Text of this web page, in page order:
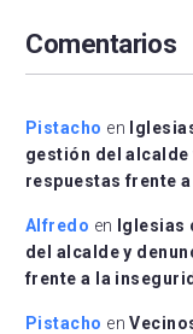
Comentarios
Pistacho en
gestión del alcalde
respuestas frente
Alfredo en
Iglesias
del alcalde y
frente a la
Pistacho en